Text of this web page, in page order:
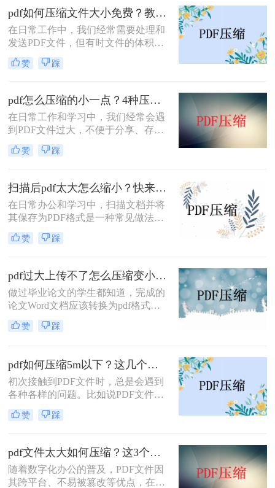
间，还可能影响文件的传输速度。因
此，将PDF文件压缩到指定大小成为
了一个常见的需求。那么如何把pdf压
缩到指定大小呢？本文将介绍几种实
用的方法，帮助您轻松实现这一目
标。
pdf如何压缩文件大小免费？教你三招轻松摆平！
在日常工作中，我们经常需要处理和
发送PDF文件，但有时文件的体积过
大，导致传输不便或占用过多存储空
间。学会如何压缩PDF文件大小，不
云存储或硬盘空间。那么pdf如何压缩
文件大小免费呢？本文将详细介绍几
种免费的方法，帮助你轻松压缩PDF
文件而不牺牲质量。
赞 踩
pdf怎么压缩的小一点？4种压缩方法了解一下！
在日常工作和学习中，我们经常会遇
到PDF文件过大，不便于分享、存储
或上传至某些平台的情况。此时，压
缩PDF文件成为了一个必要的操作。
介绍几种有效的方法来压缩PDF文
件，帮助您轻松减小文件大小。
赞 踩
扫描后pdf太大怎么缩小？快来试试这3个方法！
在日常办公和学习中，扫描文档并将
其保存为PDF格式是一种常见做法。
然而，有时扫描后的PDF文件体积会
过大，这不仅占用了大量的存储空
难。那么扫描后pdf太大怎么缩小呢？
为了解决这个问题，我们可以采取多
种方法来缩小扫描后PDF文件的大
小。以下是一些实用的方法。
赞 踩
pdf过大上传不了怎么压缩变小？教你三招轻松压缩pdf文档！
做过毕业论文的学生都知道，完成的
论文Word文档应该转换为pdf格式，
然后打印，然后压缩pdf格式的论文，
那么你知道如何pdf过大上传不了怎么
现在你马上就知道了，下面就来给大
家讲讲pdf压缩的方法。
赞 踩
pdf如何压缩5m以下？这几个方法建议收藏！
初次接触到PDF文件时，总是会遇到
各种各样的问题。比如说PDF文件过
大，不知道如何将PDF文件压缩小。
重新编辑又太过麻烦，最好的方法就
习惯于将一些重要数据以PDF格式存
储，资料多了，档案自然而然就大
了，占据了大量的空间，传送也很麻
烦。碰到这样的问题，可以选择使用
赞 踩
pdf文件太大如何压缩？这3个方法值得一试！
随着数字化办公的普及，PDF文件因
其跨平台、不易被篡改等优点，在日